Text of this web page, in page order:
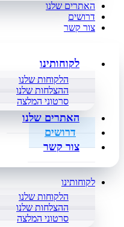
האתרים שלנו
דרושים
צור קשר
לקוחותינו
הלקוחות שלנו
ההצלחות שלנו
סרטוני המלצה
האתרים שלנו
דרושים
צור קשר
לקוחותינו
הלקוחות שלנו
ההצלחות שלנו
סרטוני המלצה